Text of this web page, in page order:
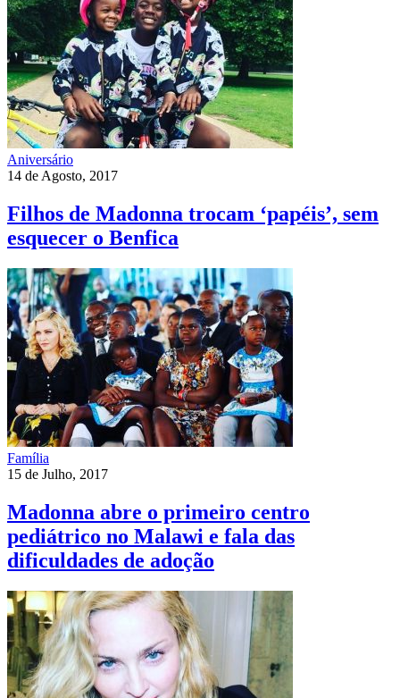
Aniversário
14 de Agosto, 2017
Filhos de Madonna trocam ‘papéis’, sem
esquecer o Benfica
Família
15 de Julho, 2017
Madonna abre o primeiro centro
pediátrico no Malawi e fala das
dificuldades de adoção